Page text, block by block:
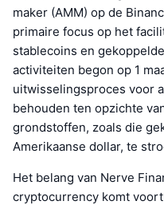
maker (AMM) op de
primaire focus op het
stablecoins en
activiteiten begon op 1
uitwisselingsproces voor
behouden ten opzichte
grondstoffen, zoals die
Amerikaanse dollar, te
Het belang van Nerve
cryptocurrency komt